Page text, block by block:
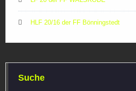
HLF 20/16 der FF Bönningstedt
Suche